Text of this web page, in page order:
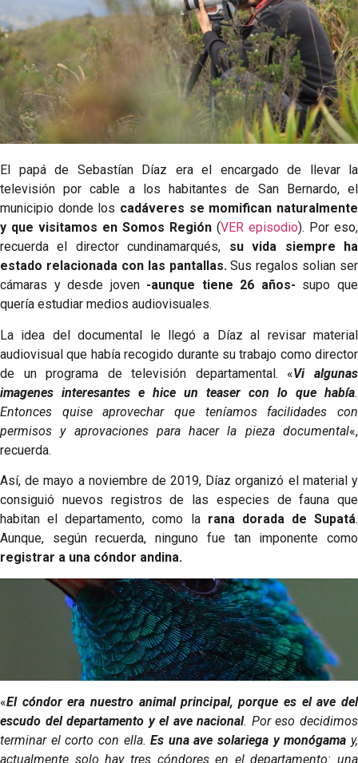
El papá de Sebastían Díaz era el encargado de llevar la
televisión por cable a los habitantes de San Bernardo, el
municipio donde los cadáveres se momifican naturalmente
y que visitamos en Somos Región (VER episodio). Por eso,
recuerda el director cundinamarqués, su vida siempre ha
estado relacionada con las pantallas.Sus regalos solian ser
cámaras y desde joven -aunque tiene 26 años- supo que
quería estudiar medios audiovisuales.
La idea del documental le llegó a Díaz al revisar material
audiovisual que había recogido durante su trabajo como director
de un programa de televisión departamental. «Vi algunas
imagenes interesantes e hice un teaser con lo que había.
Entonces quise aprovechar que teníamos facilidades con
permisos y aprovaciones para hacer la pieza documental«,
recuerda.
Así, de mayo a noviembre de 2019, Díaz organizó el material y
consiguió nuevos registros de las especies de fauna que
habitan el departamento, como la rana dorada de Supatá.
Aunque, según recuerda, ninguno fue tan imponente como
registrar a una cóndor andina.
«El cóndor era nuestro animal principal, porque es el ave del
escudo del departamento y el ave nacional. Por eso decidimos
terminar el corto con ella.Es una ave solariega y monógama y,
actualmente solo hay tres cóndores en el departamento: una